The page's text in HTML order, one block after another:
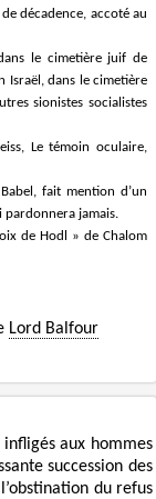
décadence, accoté au
le cimetière juif de
Israël, dans le cimetière
sionistes socialistes
Le témoin oculaire,
fait mention d’un
pardonnera jamais.
de Hodl » de Chalom
Lord Balfour
aux hommes
succession des
du refus